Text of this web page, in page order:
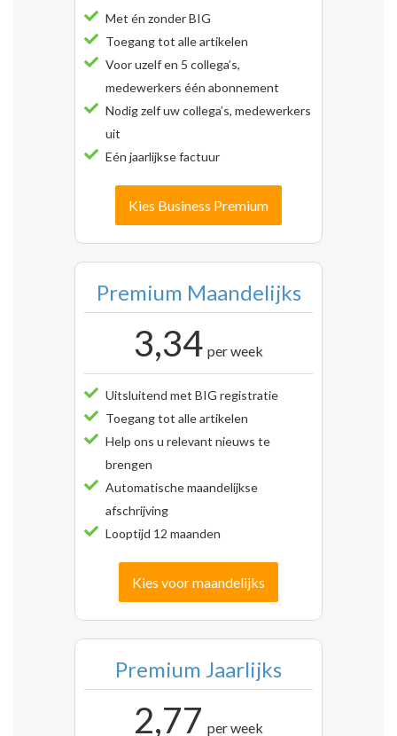
Met én zonder BIG
Toegang tot alle artikelen
Voor uzelf en 5 collega’s,
medewerkers één abonnement
Nodig zelf uw collega’s, medewerkers
uit
Eén jaarlijkse factuur
Kies Business Premium
Premium Maandelijks
3,34 per week
Uitsluitend met BIG registratie
Toegang tot alle artikelen
Help ons u relevant nieuws te
brengen
Automatische maandelijkse
afschrijving
Looptijd 12 maanden
Kies voor maandelijks
Premium Jaarlijks
2,77 per week